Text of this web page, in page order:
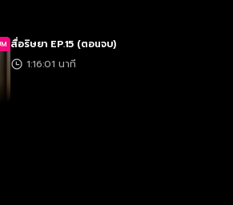
สื่อริษยา EP.15 (ตอนจบ)
1:16:01 นาที